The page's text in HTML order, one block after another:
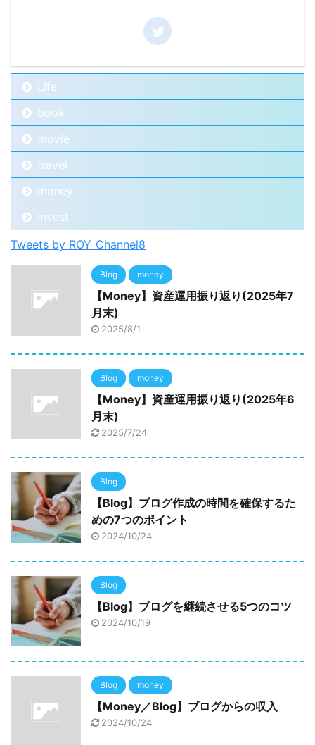
Life
book
movie
travel
money
Invest
Tweets by ROY_Channel8
Blog money
【Money】資産運用振り返り(2025年7
月末)
2025/8/1
Blog money
【Money】資産運用振り返り(2025年6
月末)
2025/7/24
Blog
【Blog】ブログ作成の時間を確保するた
めの7つのポイント
2024/10/24
Blog
【Blog】ブログを継続させる5つのコツ
2024/10/19
Blog money
【Money／Blog】ブログからの収入
2024/10/24